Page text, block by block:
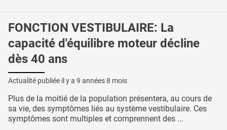
FONCTION VESTIBULAIRE: La
capacité d'équilibre moteur décline
dès 40 ans
Actualité publiée il y a 9 années 8 mois
Plus de la moitié de la population présentera, au cours de
sa vie, des symptômes liés au système vestibulaire. Ces
symptômes sont multiples et comprennent des ...